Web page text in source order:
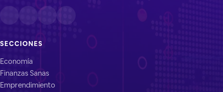
SECCIONES
Economía
Finanzas Sanas
Emprendimiento